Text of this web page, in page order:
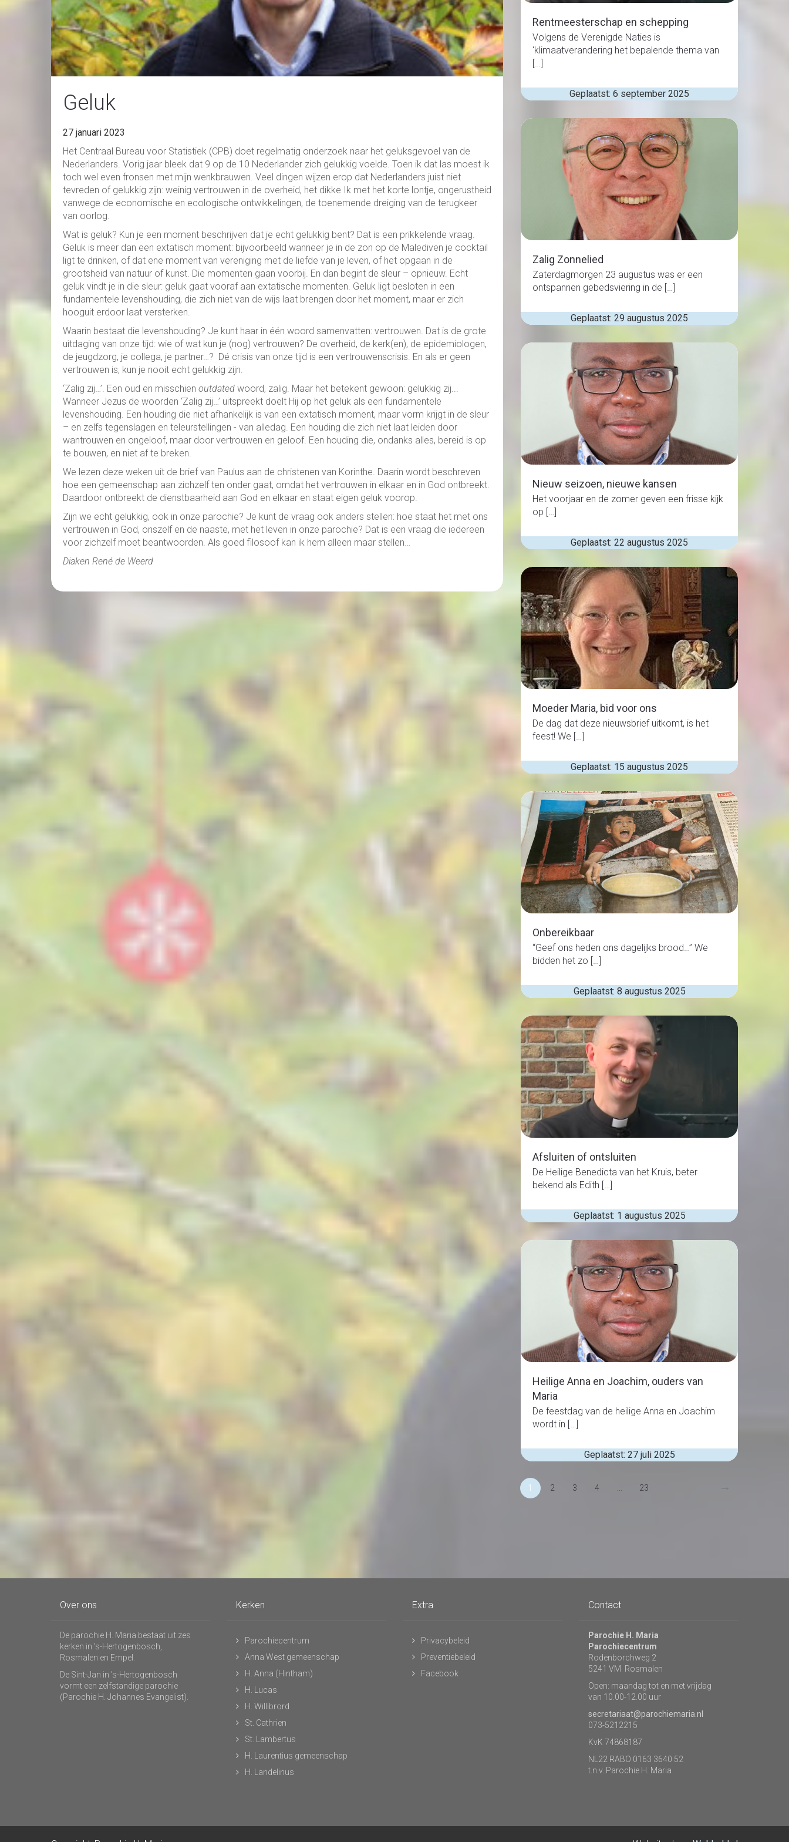
Geluk
27 januari 2023
Het Centraal Bureau voor Statistiek (CPB) doet regelmatig onderzoek naar het geluksgevoel van de
Nederlanders. Vorig jaar bleek dat 9 op de 10 Nederlander zich gelukkig voelde. Toen ik dat las moest ik
toch wel even fronsen met mijn wenkbrauwen. Veel dingen wijzen erop dat Nederlanders juist niet
tevreden of gelukkig zijn: weinig vertrouwen in de overheid, het dikke Ik met het korte lontje, ongerustheid
vanwege de economische en ecologische ontwikkelingen, de toenemende dreiging van de terugkeer
van oorlog.
Wat is geluk? Kun je een moment beschrijven dat je echt gelukkig bent? Dat is een prikkelende vraag.
Geluk is meer dan een extatisch moment: bijvoorbeeld wanneer je in de zon op de Malediven je cocktail
ligt te drinken, of dat ene moment van vereniging met de liefde van je leven, of het opgaan in de
grootsheid van natuur of kunst. Die momenten gaan voorbij. En dan begint de sleur – opnieuw. Echt
geluk vindt je in die sleur: geluk gaat vooraf aan extatische momenten. Geluk ligt besloten in een
fundamentele levenshouding, die zich niet van de wijs laat brengen door het moment, maar er zich
hooguit erdoor laat versterken.
Waarin bestaat die levenshouding? Je kunt haar in één woord samenvatten: vertrouwen. Dat is de grote
uitdaging van onze tijd: wie of wat kun je (nog) vertrouwen? De overheid, de kerk(en), de epidemiologen,
de jeugdzorg, je collega, je partner…? Dé crisis van onze tijd is een vertrouwenscrisis. En als er geen
vertrouwen is, kun je nooit echt gelukkig zijn.
‘Zalig zij…’. Een oud en misschien outdated woord, zalig. Maar het betekent gewoon: gelukkig zij...
Wanneer Jezus de woorden ‘Zalig zij…’ uitspreekt doelt Hij op het geluk als een fundamentele
levenshouding. Een houding die niet afhankelijk is van een extatisch moment, maar vorm krijgt in de sleur
– en zelfs tegenslagen en teleurstellingen - van alledag. Een houding die zich niet laat leiden door
wantrouwen en ongeloof, maar door vertrouwen en geloof. Een houding die, ondanks alles, bereid is op
te bouwen, en niet af te breken.
We lezen deze weken uit de brief van Paulus aan de christenen van Korinthe. Daarin wordt beschreven
hoe een gemeenschap aan zichzelf ten onder gaat, omdat het vertrouwen in elkaar en in God ontbreekt.
Daardoor ontbreekt de dienstbaarheid aan God en elkaar en staat eigen geluk voorop.
Zijn we echt gelukkig, ook in onze parochie? Je kunt de vraag ook anders stellen: hoe staat het met ons
vertrouwen in God, onszelf en de naaste, met het leven in onze parochie? Dat is een vraag die iedereen
voor zichzelf moet beantwoorden. Als goed filosoof kan ik hem alleen maar stellen…
Diaken René de Weerd
Rentmeesterschap en schepping
Volgens de Verenigde Naties is
‘klimaatverandering het bepalende thema van
[…]
Geplaatst: 6 september 2025
Zalig Zonnelied
Zaterdagmorgen 23 augustus was er een
ontspannen gebedsviering in de […]
Geplaatst: 29 augustus 2025
Nieuw seizoen, nieuwe kansen
Het voorjaar en de zomer geven een frisse kijk
op […]
Geplaatst: 22 augustus 2025
Moeder Maria, bid voor ons
De dag dat deze nieuwsbrief uitkomt, is het
feest! We […]
Geplaatst: 15 augustus 2025
Onbereikbaar
“Geef ons heden ons dagelijks brood…” We
bidden het zo […]
Geplaatst: 8 augustus 2025
Afsluiten of ontsluiten
De Heilige Benedicta van het Kruis, beter
bekend als Edith […]
Geplaatst: 1 augustus 2025
Heilige Anna en Joachim, ouders van
Maria
De feestdag van de heilige Anna en Joachim
wordt in […]
Geplaatst: 27 juli 2025
1 2 3 4 23 →
Over ons
De parochie H. Maria bestaat uit zes
kerken in 's-Hertogenbosch,
Rosmalen en Empel.
De Sint-Jan in 's-Hertogenbosch
vormt een zelfstandige parochie
(Parochie H. Johannes Evangelist).
Kerken
Parochiecentrum
Anna West gemeenschap
H. Anna (Hintham)
H. Lucas
H. Willibrord
St. Cathrien
St. Lambertus
H. Laurentius gemeenschap
H. Landelinus
Extra
Privacybeleid
Preventiebeleid
Facebook
Contact
Parochie H. Maria
Parochiecentrum
Rodenborchweg 2
5241 VM Rosmalen
Open: maandag tot en met vrijdag
van 10.00-12.00 uur
secretariaat@parochiemaria.nl
073-5212215
KvK 74868187
NL22 RABO 0163 3640 52
t.n.v. Parochie H. Maria